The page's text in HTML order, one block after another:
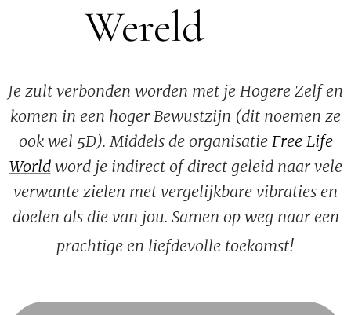
Wereld 🍀
Je zult verbonden worden met je Hogere Zelf en
komen in een hoger Bewustzijn (dit noemen ze
ook wel 5D). Middels de organisatie Free Life
Worldword je indirect of direct geleid naar vele
verwante zielen met vergelijkbare vibraties en
doelen als die van jou. Samen op weg naar een
prachtige en liefdevolle toekomst!